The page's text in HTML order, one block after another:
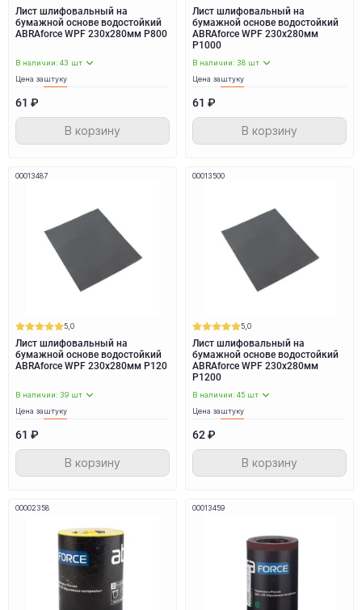
Лист шлифовальный на
бумажной основе водостойкий
ABRAforce WPF 230x280мм P800
В наличии: 43 шт
Цена заштуку
61 ₽
В корзину
Лист шлифовальный на
бумажной основе водостойкий
ABRAforce WPF 230x280мм
P1000
В наличии: 38 шт
Цена заштуку
61 ₽
В корзину
00013487
5,0
Лист шлифовальный на
бумажной основе водостойкий
ABRAforce WPF 230x280мм P120
В наличии: 39 шт
Цена заштуку
61 ₽
В корзину
00013500
5,0
Лист шлифовальный на
бумажной основе водостойкий
ABRAforce WPF 230x280мм
P1200
В наличии: 45 шт
Цена заштуку
62 ₽
В корзину
00002358 00013459